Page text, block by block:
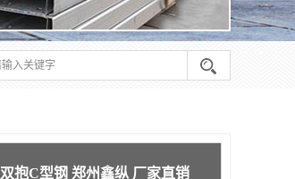
双抱C型钢 郑州鑫纵 厂家直销